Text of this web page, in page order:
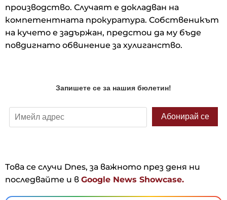
производство. Случаят е докладван на
компетентната прокуратура. Собственикът
на кучето е задържан, предстои да му бъде
повдигнато обвинение за хулиганство.
Това се случи Dnes, за важното през деня ни
последвайте и в Google News Showcase.